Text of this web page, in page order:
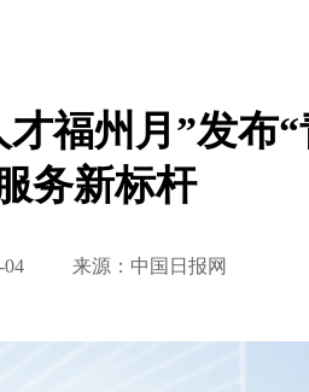
福州月”发布“
务新标杆
04 来源：中国日报网